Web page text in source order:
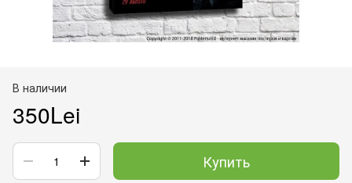
В наличии
350Lei
Купить